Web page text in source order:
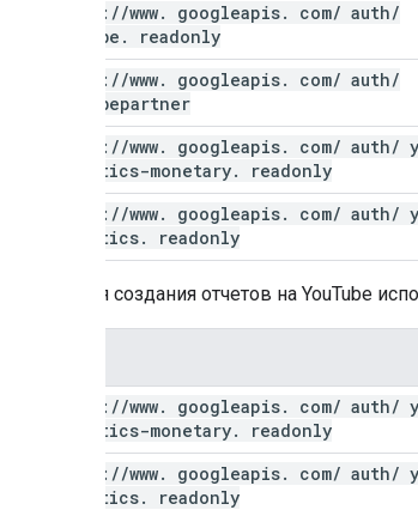
https: //www. googleapis. com/ auth/
youtube . readonly
https: //www. googleapis. com/ auth/
youtubepartner
https: //www. googleapis. com/ auth/
analytics-monetary. readonly
https: //www. googleapis. com/ auth/
analytics. readonly
API для создания отчетов на YouTube
https: //www. googleapis. com/ auth/
analytics-monetary. readonly
https: //www. googleapis. com/ auth/
analytics. readonly